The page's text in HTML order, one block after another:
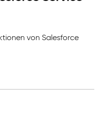
von Salesforce